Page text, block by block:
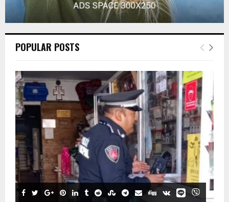
POPULAR POSTS